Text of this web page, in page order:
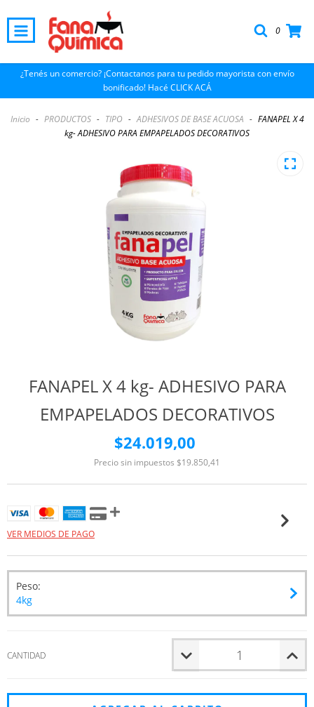
0
¿Tenés un comercio? ¡Contactanos para tu pedido mayorista con envío
bonificado! Hacé CLICK ACÁ
Inicio - PRODUCTOS - TIPO - ADHESIVOS DE BASE ACUOSA - FANAPEL X 4
kg- ADHESIVO PARA EMPAPELADOS DECORATIVOS
FANAPEL X 4 kg- ADHESIVO PARA
EMPAPELADOS DECORATIVOS
$24.019,00
Precio sin impuestos $19.850,41
VER MEDIOS DE PAGO
Peso:
4kg
CANTIDAD